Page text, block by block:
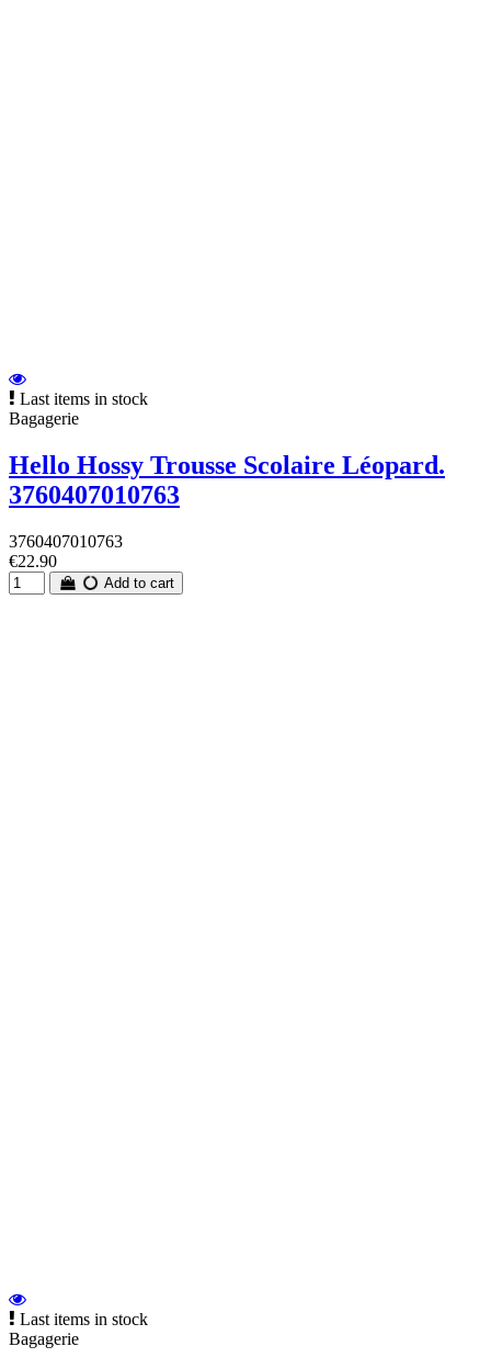
Last items in stock
Bagagerie
Hello Hossy Trousse Scolaire Léopard.
3760407010763
3760407010763
€22.90
Add to cart
Last items in stock
Bagagerie